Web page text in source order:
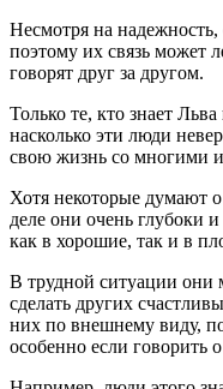
Несмотря на
поэтому их связь может
говорят друг за другом.
Только те, кто знает
насколько эти люди
свою жизнь со многими
Хотя некоторые думают
деле они очень глубоки
как в хорошие, так и в
В трудной ситуации они
сделать других
них по внешнему виду,
особенно если говорить